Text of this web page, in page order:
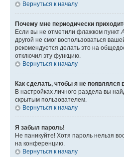
Вернуться к началу
Почему мне периодически
Если вы не отметили флажком пункт
другой не смог воспользоваться
рекомендуется делать это на
отключил эту функцию.
Вернуться к началу
Как сделать, чтобы я не появлялся
В настройках личного раздела вы
скрытым пользователем.
Вернуться к началу
Я забыл пароль!
Не паникуйте! Хотя пароль нельзя
на конференцию.
Вернуться к началу